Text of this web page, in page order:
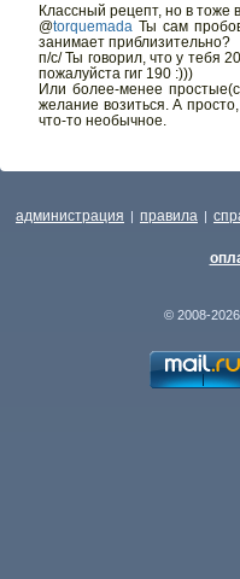
Классный рецепт, но в тоже
@torquemada Ты сам
занимает приблизительно?
п/с/ Ты говорил, что у тебя
пожалуйста гиг 190 :)))
Или более-менее
желание возиться. А
что-то необычное.
администрация | правила |
© 2008-